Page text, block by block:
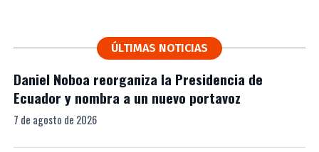
ÚLTIMAS NOTICIAS
Daniel Noboa reorganiza la Presidencia de
Ecuador y nombra a un nuevo portavoz
7 de agosto de 2026